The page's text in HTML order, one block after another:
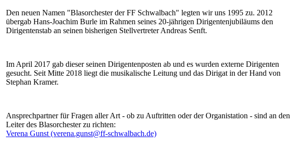
Den neuen Namen "Blasorchester der FF Schwalbach" legten wir uns 1995 zu. 2012
übergab Hans-Joachim Burle im Rahmen seines 20-jährigen Dirigentenjubiläums den
Dirigentenstab an seinen bisherigen Stellvertreter Andreas Senft.
Im April 2017 gab dieser seinen Dirigentenposten ab und es wurden externe Dirigenten
gesucht. Seit Mitte 2018 liegt die musikalische Leitung und das Dirigat in der Hand von
Stephan Kramer.
Ansprechpartner für Fragen aller Art - ob zu Auftritten oder der Organistation - sind an den
Leiter des Blasorchester zu richten:
Verena Gunst (verena.gunst@ff-schwalbach.de)